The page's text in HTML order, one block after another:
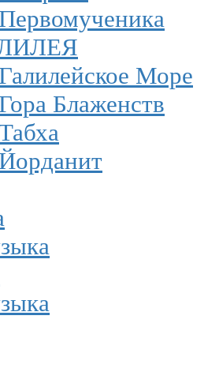
Первомученика
Галилейское Море
Гора Блаженств
Йорданит